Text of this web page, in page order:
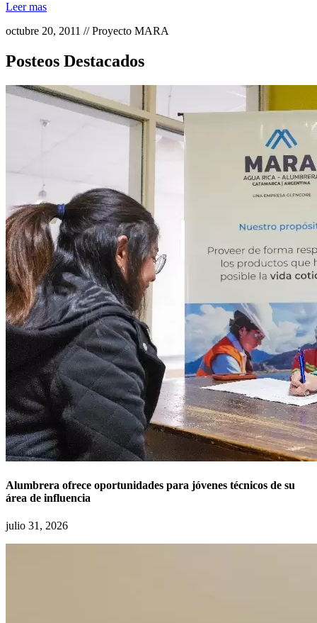
Leer mas
octubre 20, 2011 // Proyecto MARA
Posteos Destacados
Alumbrera ofrece oportunidades para jóvenes técnicos de su
área de influencia
julio 31, 2026